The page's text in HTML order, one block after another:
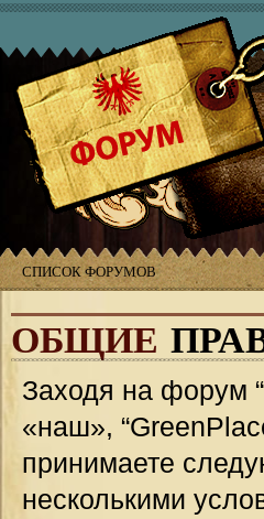
СПИСОК ФОРУМОВ
ОБЩИЕ
Заходя на форум
«наш»,
принимаете
несколькими